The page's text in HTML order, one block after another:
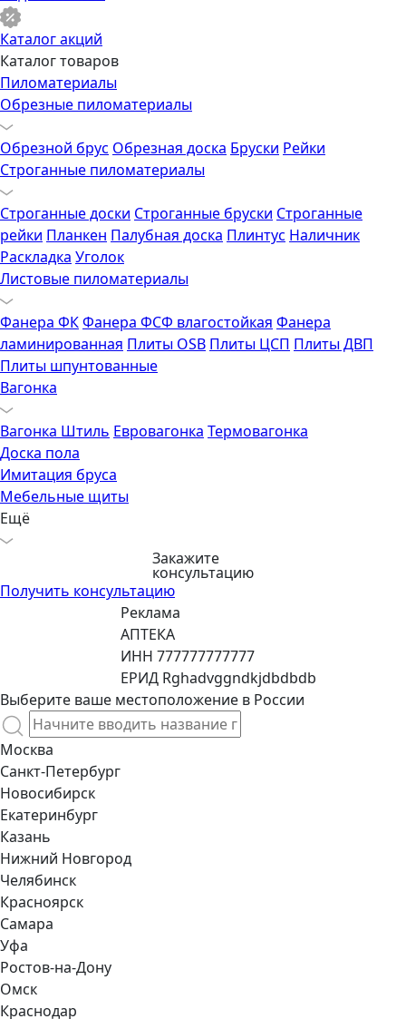
Каталог акций
Каталог товаров
Пиломатериалы
Обрезные пиломатериалы
Обрезной брус Обрезная доска Бруски Рейки
Строганные пиломатериалы
Строганные доски Строганные бруски Строганные
рейки Планкен Палубная доска Плинтус Наличник
Раскладка Уголок
Листовые пиломатериалы
Фанера ФКФанера ФСФ влагостойкая Фанера
ламинированная Плиты OSB Плиты ЦСП Плиты ДВП
Плиты шпунтованные
Вагонка
Вагонка Штиль Евровагонка Термовагонка
Доска пола
Имитация бруса
Мебельные щиты
Ещё
Закажите
консультацию
Получить консультацию
ИНН 777777777777
ЕРИД Rghadvggndkjdbdbdb
Выберите ваше местоположение в России
Москва
Санкт-Петербург
Новосибирск
Екатеринбург
Казань
Нижний Новгород
Челябинск
Красноярск
Самара
Уфа
Ростов-на-Дону
Омск
Краснодар